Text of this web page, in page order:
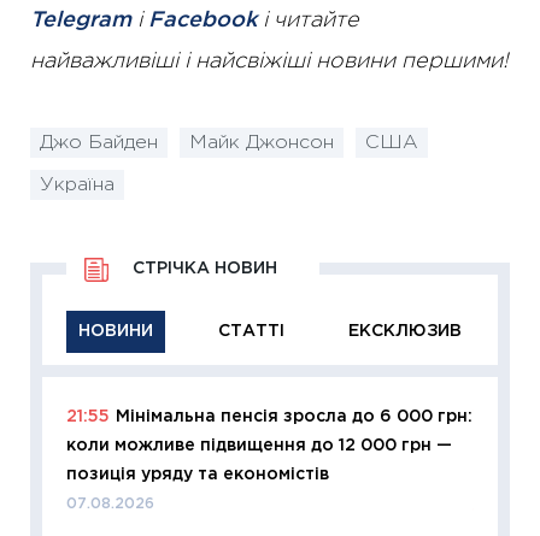
Telegramі Facebookі читайте
найважливіші і найсвіжіші новини першими!
Джо Байден Майк Джонсон США
Україна
НОВИНИ СТАТТІ ЕКСКЛЮЗИВ
СТРІЧКА НОВИН
21:55
Мінімальна пенсія зросла до 6 000 грн:
коли можливе підвищення до 12 000 грн —
позиція уряду та економістів
07.08.2026